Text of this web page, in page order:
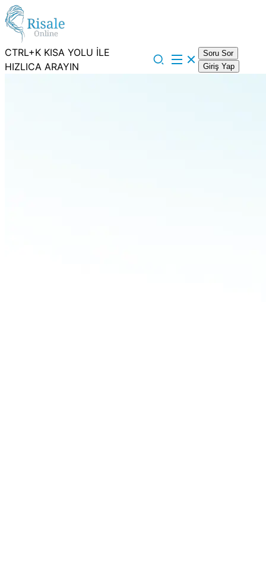
CTRL+K KISA YOLU İLE
HIZLICA ARAYIN
Soru Sor
Giriş Yap